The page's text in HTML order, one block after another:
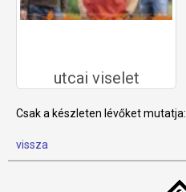
utcai viselet
Csak a készleten lévőket mutatja:
vissza